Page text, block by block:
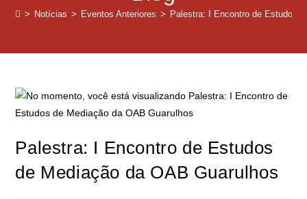
> Notícias > Eventos Anteriores > Palestra: I Encontro de Estudos
Palestra: I Encontro de Estudos
de Mediação da OAB Guarulhos